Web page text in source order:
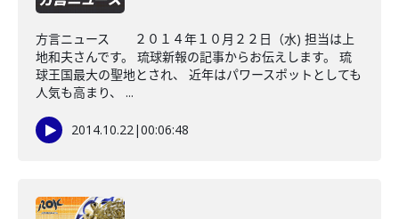
方言ニュース ２０１４年１０月２２日（水) 担当は上
地和夫さんです。 琉球新報の記事からお伝えします。 琉
球王国最大の聖地とされ、 近年はパワースポットとしても
人気も高まり、 ...
2014.10.22|00:06:48